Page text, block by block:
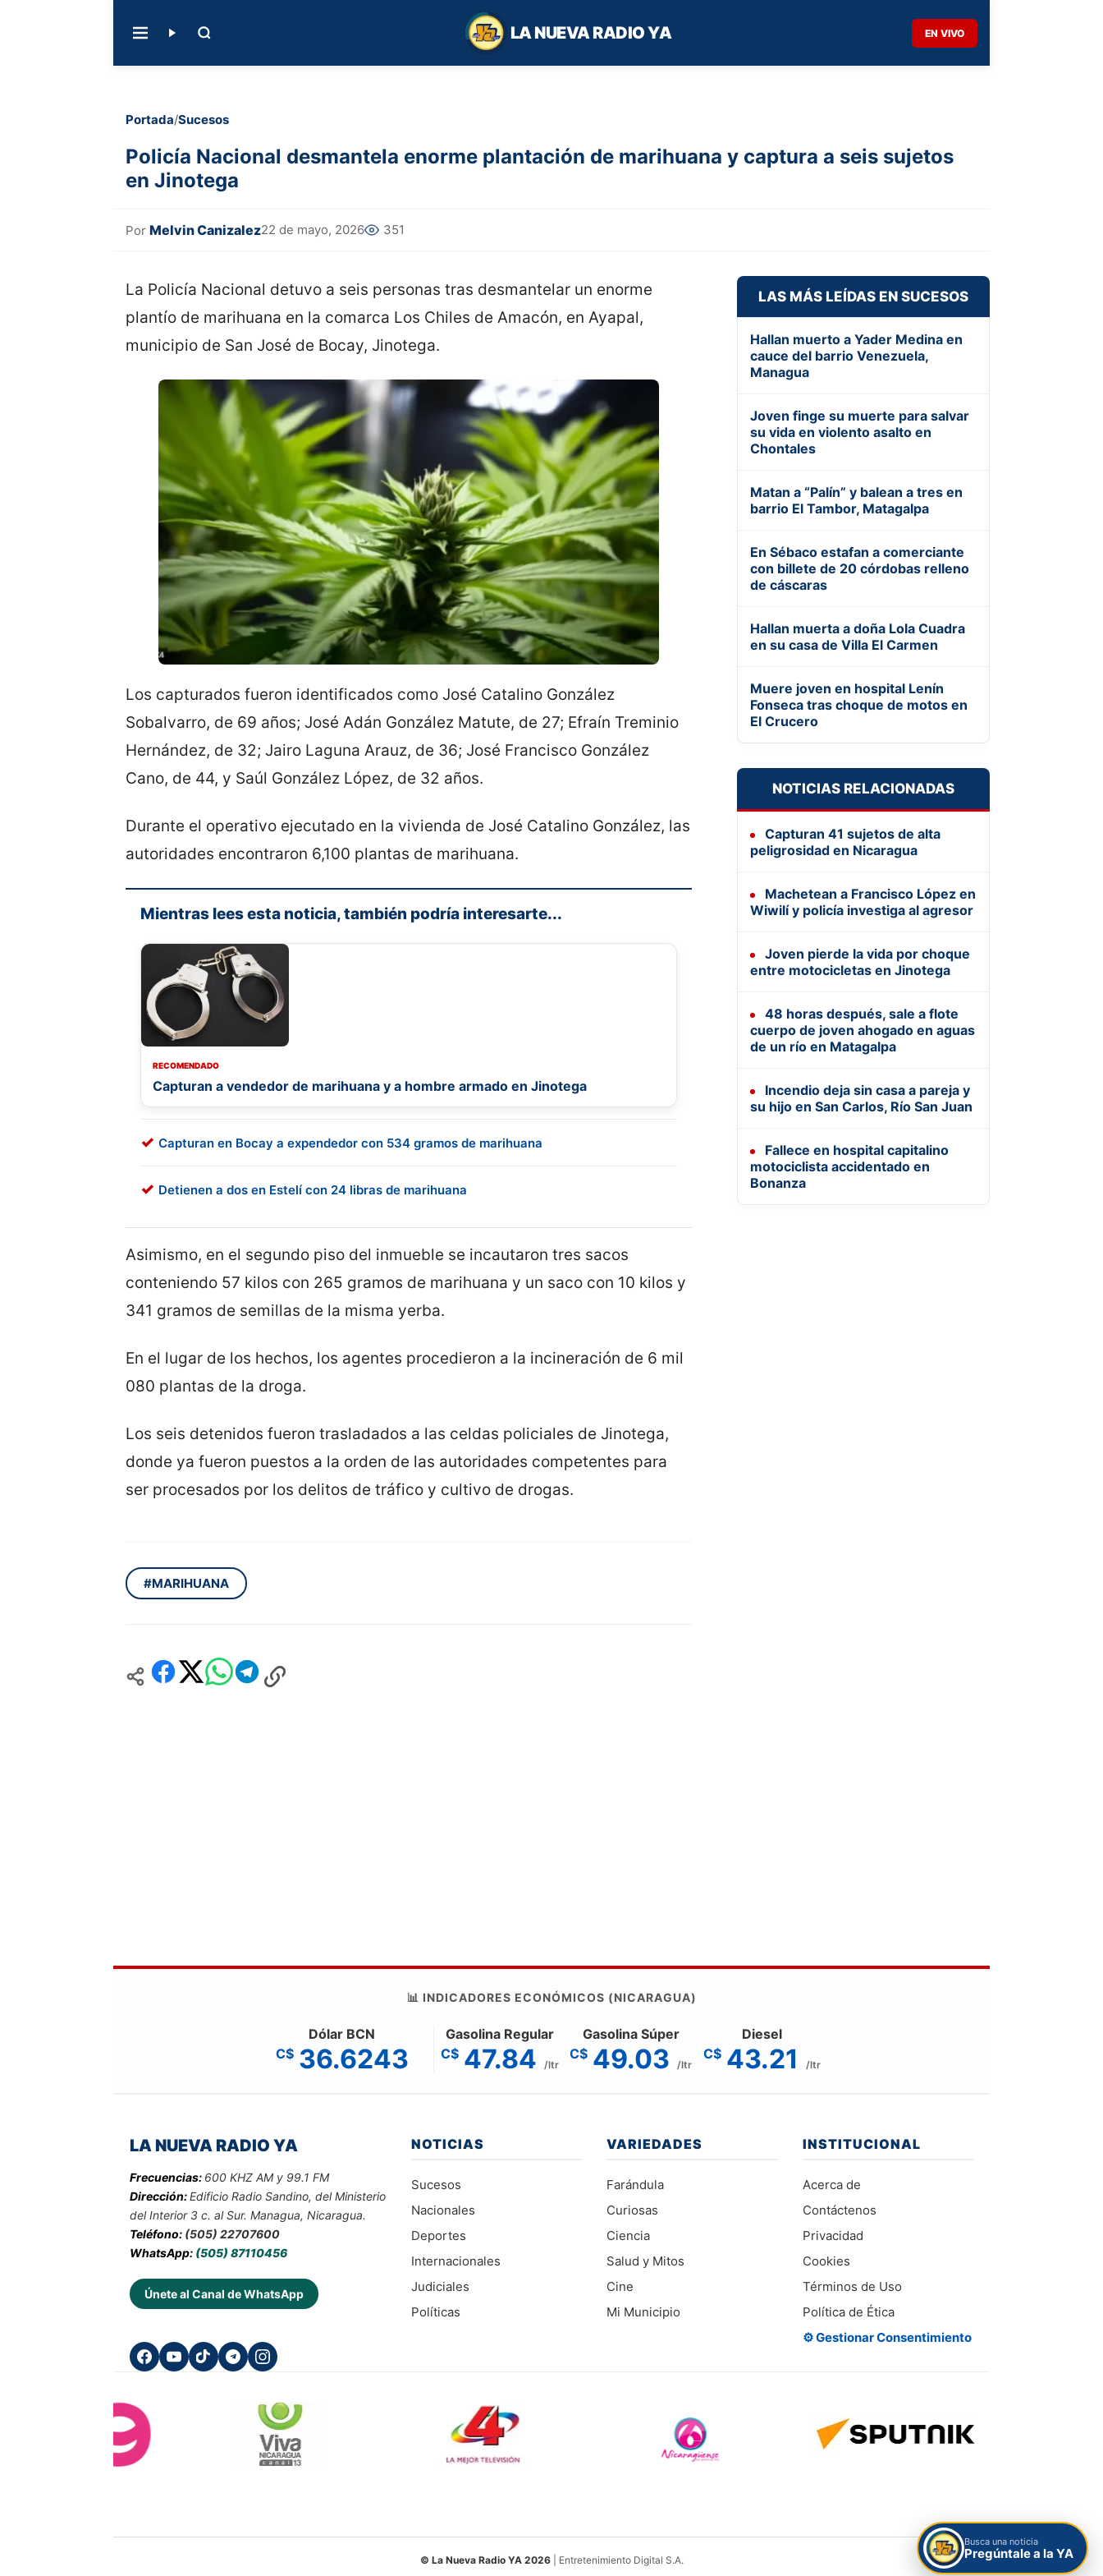
LA NUEVA RADIO YA EN VIVO
Portada/Sucesos
Policía Nacional desmantela enorme plantación de marihuana y captura a seis sujetos
en Jinotega
Por Melvin Canizalez22 de mayo, 2026 351
La Policía Nacional detuvo a seis personas tras desmantelar un enorme
plantío de marihuana en la comarca Los Chiles de Amacón, en Ayapal,
municipio de San José de Bocay, Jinotega.
Los capturados fueron identificados como José Catalino González
Sobalvarro, de 69 años; José Adán González Matute, de 27; Efraín Treminio
Hernández, de 32; Jairo Laguna Arauz, de 36; José Francisco González
Cano, de 44, y Saúl González López, de 32 años.
Durante el operativo ejecutado en la vivienda de José Catalino González, las
autoridades encontraron 6,100 plantas de marihuana.
Mientras lees esta noticia, también podría interesarte...
RECOMENDADO
Capturan a vendedor de marihuana y a hombre armado en Jinotega
Capturan en Bocay a expendedor con 534 gramos de marihuana
Detienen a dos en Estelí con 24 libras de marihuana
Asimismo, en el segundo piso del inmueble se incautaron tres sacos
conteniendo 57 kilos con 265 gramos de marihuana y un saco con 10 kilos y
341 gramos de semillas de la misma yerba.
En el lugar de los hechos, los agentes procedieron a la incineración de 6 mil
080 plantas de la droga.
Los seis detenidos fueron trasladados a las celdas policiales de Jinotega,
donde ya fueron puestos a la orden de las autoridades competentes para
ser procesados por los delitos de tráfico y cultivo de drogas.
#MARIHUANA
LAS MÁS LEÍDAS EN SUCESOS
Hallan muerto a Yader Medina en
cauce del barrio Venezuela,
Managua
Joven finge su muerte para salvar
su vida en violento asalto en
Chontales
Matan a “Palín” y balean a tres en
barrio El Tambor, Matagalpa
En Sébaco estafan a comerciante
con billete de 20 córdobas relleno
de cáscaras
Hallan muerta a doña Lola Cuadra
en su casa de Villa El Carmen
Muere joven en hospital Lenín
Fonseca tras choque de motos en
El Crucero
NOTICIAS RELACIONADAS
Capturan 41 sujetos de alta
peligrosidad en Nicaragua
Machetean a Francisco López en
Wiwilí y policía investiga al agresor
Joven pierde la vida por choque
entre motocicletas en Jinotega
48 horas después, sale a flote
cuerpo de joven ahogado en aguas
de un río en Matagalpa
Incendio deja sin casa a pareja y
su hijo en San Carlos, Río San Juan
Fallece en hospital capitalino
motociclista accidentado en
Bonanza
Busca una noticia
Pregúntale a la YA
📊 INDICADORES ECONÓMICOS (NICARAGUA)
Dólar BCN
C$ 36.6243
Gasolina Regular
C$ 47.84 /ltr
Gasolina Súper
C$ 49.03 /ltr
Diesel
C$ 43.21 /ltr
LA NUEVA RADIO YA
Frecuencias: 600 KHZ AM y 99.1 FM
Dirección:Edificio Radio Sandino, del Ministerio
del Interior 3 c. al Sur. Managua, Nicaragua.
Teléfono: (505) 22707600
WhatsApp: (505) 87110456
Únete al Canal de WhatsApp
NOTICIAS
Sucesos
Nacionales
Deportes
Internacionales
Judiciales
Políticas
VARIEDADES
Farándula
Curiosas
Ciencia
Salud y Mitos
Cine
Mi Municipio
INSTITUCIONAL
Acerca de
Contáctenos
Privacidad
Cookies
Términos de Uso
Política de Ética
⚙️ Gestionar Consentimiento
© La Nueva Radio YA 2026 | Entretenimiento Digital S.A.